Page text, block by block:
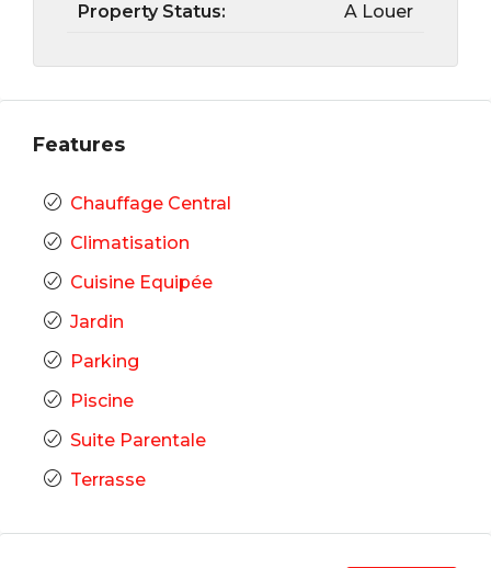
Property Status:
A Louer
Features
Chauffage Central
Climatisation
Cuisine Equipée
Jardin
Parking
Piscine
Suite Parentale
Terrasse